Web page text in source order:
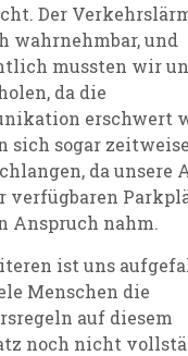
Der
wahrnehmbar, und
mussten wir
da die
erschwert
sich sogar zeitweise
da unsere
verfügbaren
Anspruch nahm.
ist uns
Menschen die
auf diesem
noch nicht